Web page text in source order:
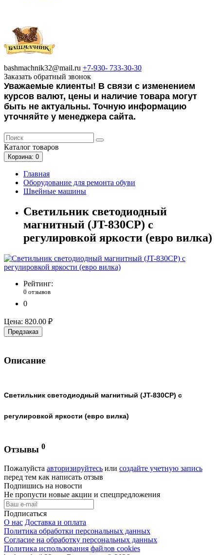
bashmachnik32@mail.ru +7-930- 733-30-30
Заказать обратный звонок
Уважаемые клиенты! В связи с изменением
курсов валют, цены и наличие товара могут
быть не актуальны. Точную информацию
уточняйте у менеджера сайта.
Каталог товаров
Корзина: 0
Главная
Оборудование для ремонта обуви
Швейные машины
Светильник светодиодный
магнитный (JT-830CP) с
регулировкой яркости (евро вилка)
Рейтинг:
0 отзывов
0
Цена: 820.00 ₽
Предзаказ
Описание
Светильник светодиодный магнитный (JT-830CP) с
регулировкой яркости (евро вилка)
Отзывы 0
Пожалуйста авторизируйтесь или создайте учетную запись
перед тем как написать отзыв
Подпишись на новости
Не пропусти новые акции и спецпредложения
Подписаться
О нас Доставка и оплата
Политика обработки персональных данных
Согласие на обработку персональных данных
Политика использования файлов cookies